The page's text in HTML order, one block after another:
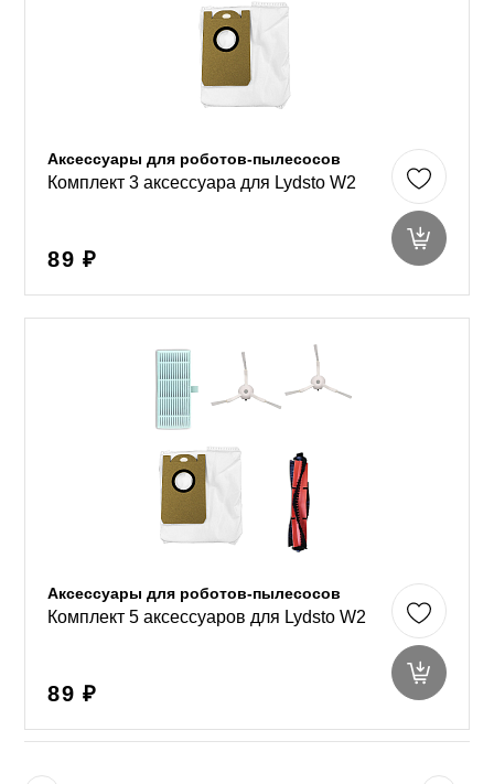
Аксессуары для роботов-пылесосов
Комплект 3 аксессуара для Lydsto W2
89 ₽
Аксессуары для роботов-пылесосов
Комплект 5 аксессуаров для Lydsto W2
89 ₽